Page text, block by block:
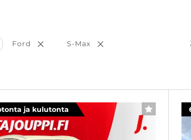
valinta
Ford Poista valinta
S-Max Poista valinta
ja kulutonta SUOSIKKI